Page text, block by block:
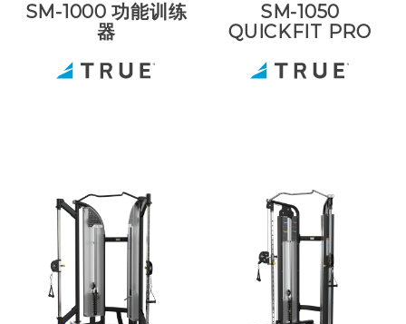
SM-1000 功能训练
器
SM-1050
QUICKFIT PRO